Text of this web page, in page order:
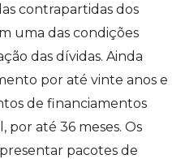
contrapartidas dos
uma das condições
das dívidas. Ainda
por até vinte anos e
de financiamentos
por até 36 meses. Os
pacotes de